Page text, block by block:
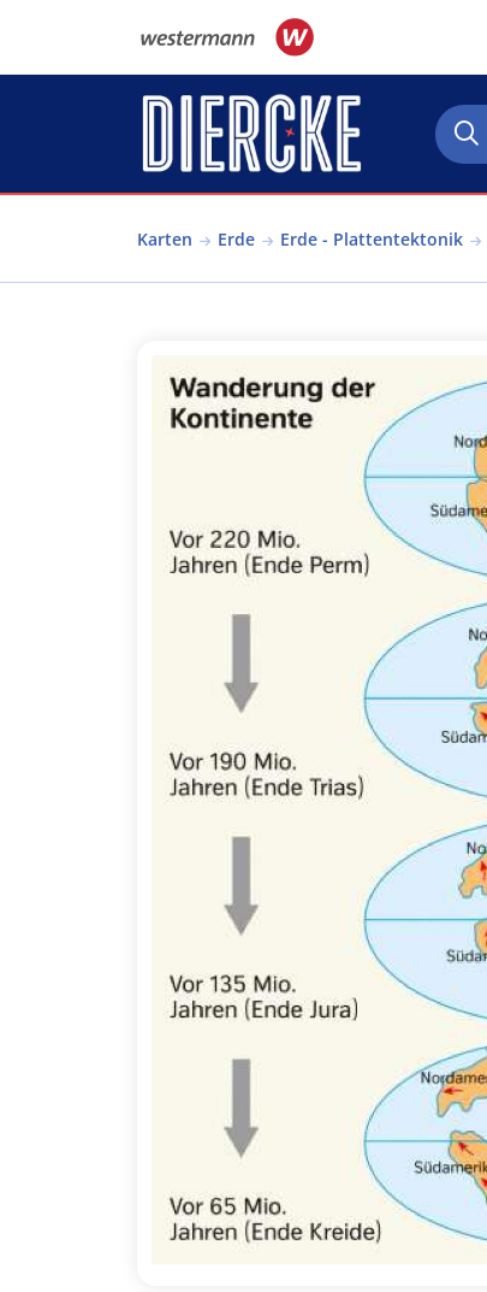
Karten Erde Erde - Plattentektonik